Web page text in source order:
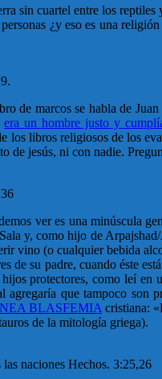
cuartel entre los reptiles
¿y eso es una religión
marcos se habla de
era un hombre justo y
libros religiosos de los
de jesús, ni con nadie.
ver es una minúscula
y, como hijo de
vino (o cualquier bebida
de su padre, cuando éste
protectores, como leí en
agregaría que tampoco
BLASFEMIA cristiana:
de la mitología griega).
naciones Hechos. 3:25,26